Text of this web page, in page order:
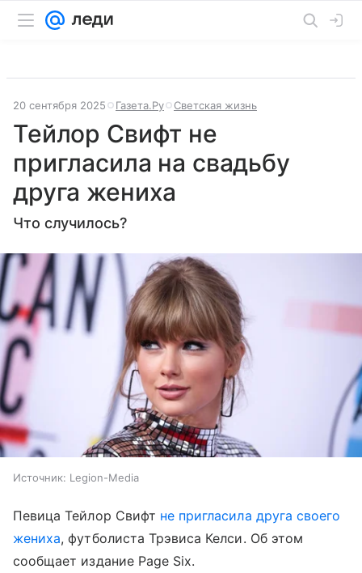
20 сентября 2025 Газета.Ру Светская жизнь
Тейлор Свифт не
пригласила на свадьбу
друга жениха
Что случилось?
Источник: Legion-Media
Певица Тейлор Свифт не пригласила друга своего
жениха, футболиста Трэвиса Келси. Об этом
сообщает издание Page Six.